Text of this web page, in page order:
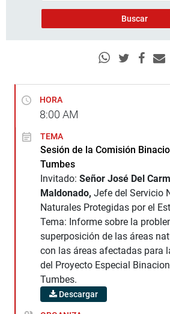
HORA
8:00 AM
TEMA
Sesión de la Comisión
Tumbes
Invitado: Señor José Del
Maldonado, Jefe del Servicio
Naturales Protegidas por el
Tema: Informe sobre la
superposición de las áreas
con las áreas afectadas para
del Proyecto Especial
Tumbes.
Descargar